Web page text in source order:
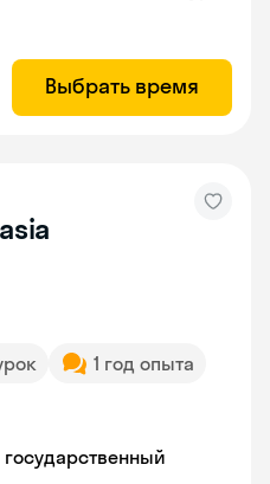
Выбрать время
1 год опыта